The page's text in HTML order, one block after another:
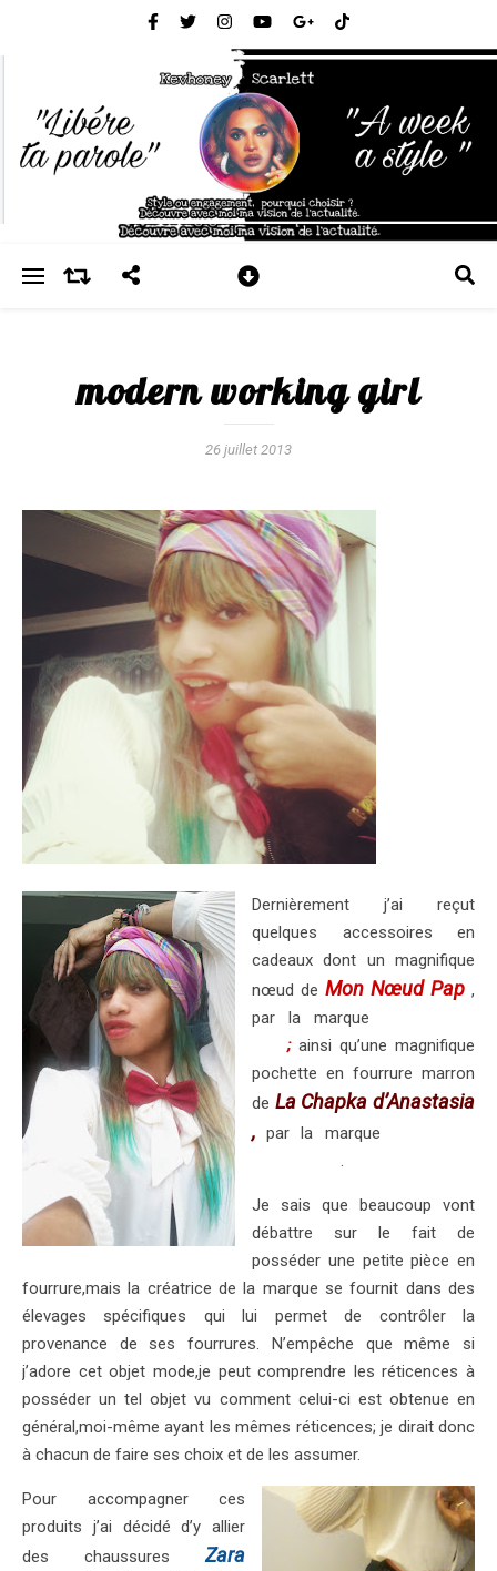
modern working girl
26 juillet 2013
Dernièrement j’ai reçut
quelques accessoires en
cadeaux dont un magnifique
nœud de Mon Nœud Pap ,
par la marque
; ainsi qu’une magnifique
pochette en fourrure marron
de La Chapka d’Anastasia
, par la marque
.
Je sais que beaucoup vont
débattre sur le fait de
posséder une petite pièce en
fourrure,mais la créatrice de la marque se fournit dans des
élevages spécifiques qui lui permet de contrôler la
provenance de ses fourrures. N’empêche que même si
j’adore cet objet mode,je peut comprendre les réticences à
posséder un tel objet vu comment celui-ci est obtenue en
général,moi-même ayant les mêmes réticences; je dirait donc
à chacun de faire ses choix et de les assumer.
Pour accompagner ces
produits j’ai décidé d’y allier
des chaussuresZara